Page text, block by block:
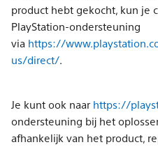
product hebt gekocht, kun je
PlayStation-ondersteuning
via https://
us/direct/.
Je kunt ook naar https://
ondersteuning bij het
afhankelijk van het product,